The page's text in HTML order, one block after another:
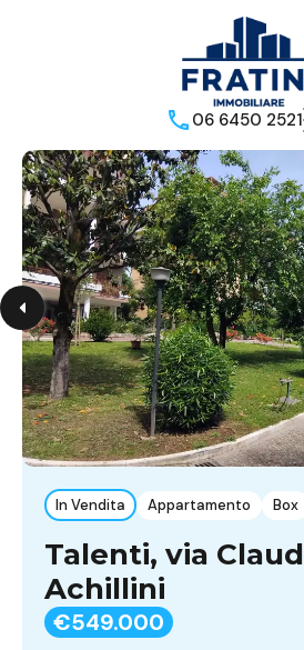
06 6450 2521
In Vendita Appartamento Box
Talenti, via
Achillini
€549.000